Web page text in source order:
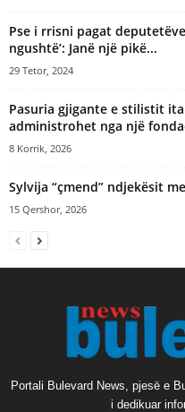
Pse i rrisni pagat
ngushtë’: Janë një pikë...
29 Tetor, 2024
Pasuria gjigante e stilistit
administrohet nga një
8 Korrik, 2026
Sylvija “çmend” ndjekësit
15 Qershor, 2026
Portali Bulevard News, pjesë e
i dedikuar